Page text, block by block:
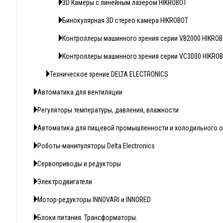
3D Камеры с линейным лазером HIKROBOT
Бинокулярная 3D стерео камера HIKROBOT
Контроллеры машинного зрения серии VB2000
Контроллеры машинного зрения серии VC3000
Техническое зрение DELTA ELECTRONICS
Автоматика для вентиляции
Регуляторы температуры, давления, влажности
Автоматика для пищевой промышленности и холодильного
Роботы-манипуляторы Delta Electronics
Сервоприводы и редукторы
Электродвигатели
Мотор-редукторы INNOVARI и INNORED
Блоки питания. Трансформаторы.